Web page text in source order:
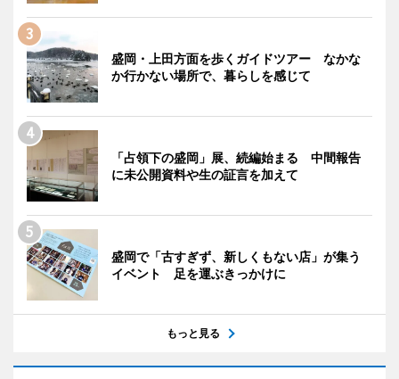
盛岡・上田方面を歩くガイドツアー なかな
か行かない場所で、暮らしを感じて
「占領下の盛岡」展、続編始まる 中間報告
に未公開資料や生の証言を加えて
盛岡で「古すぎず、新しくもない店」が集う
イベント 足を運ぶきっかけに
もっと見る